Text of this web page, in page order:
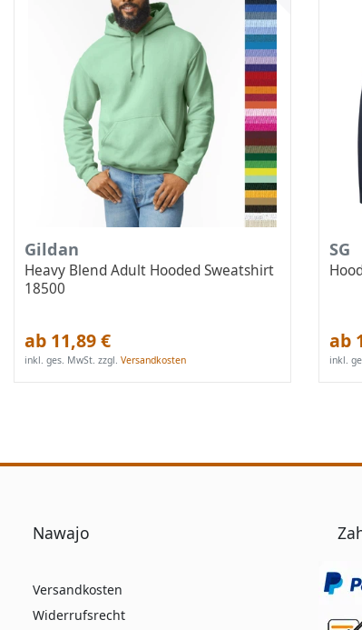
Gildan
Heavy Blend Adult Hooded Sweatshirt
18500
ab 11,89 €
inkl. ges. MwSt. zzgl.Versandkosten
SG
ab
inkl.
Nawajo
Versandkosten
Widerrufsrecht